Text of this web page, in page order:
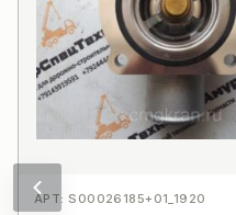
АРТ: S00026185+01_1920